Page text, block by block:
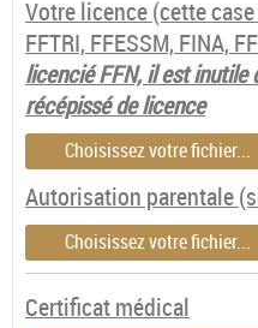
Votre licence(cette
FFTRI, FFESSM, FINA,
licencié FFN, il est inutile
récépissé de licence
Choisissez votre fichier...
Autorisation parentale
Choisissez votre fichier...
Certificat médical